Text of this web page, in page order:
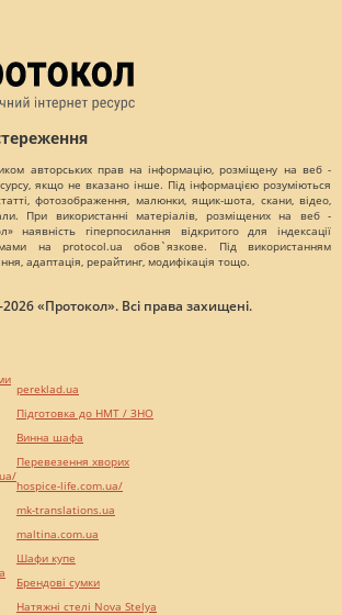
авторських прав на інформацію, розміщену на веб -
якщо не вказано інше. Під інформацією розуміються
фотозображення, малюнки, ящик-шота, скани, відео,
При використанні матеріалів, розміщених на веб -
наявність гіперпосилання відкритого для індексації
на protocol.ua обов`язкове. Під використанням
адаптація, рерайтинг, модифікація тощо.
«Протокол». Всі права захищені.
pereklad.ua
Підготовка до НМТ / ЗНО
Винна шафа
Перевезення хворих
hospice-life.com.ua/
mk-translations.ua
maltina.com.ua
Шафи купе
Брендові сумки
Натяжні стелі Nova Stelya